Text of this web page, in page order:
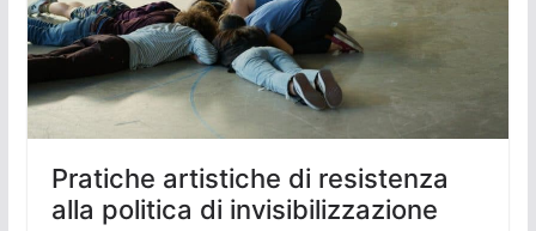
Pratiche artistiche di resistenza
alla politica di invisibilizzazione